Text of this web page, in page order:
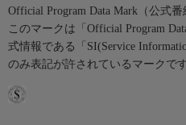
Official Program Data Mark（公式番
このマークは「Official Program
式情報である「SI(Service
のみ表記が許されているマークです